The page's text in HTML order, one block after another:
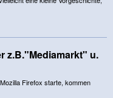
z.B."Mediamarkt" u.
Firefox starte, kommen